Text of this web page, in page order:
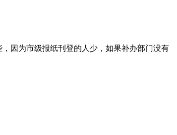
因为市级报纸刊登的人少，如果补办部门没有